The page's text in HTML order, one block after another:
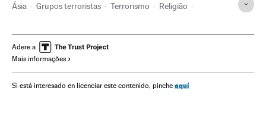
Ásia Grupos terroristas Terrorismo Religião
Estado Islâmico Ásia meridional
Conflito Sunitas e Xiitas
Islã
Adere a
Mais informações
Si está interesado en licenciar este contenido, pinche aquí